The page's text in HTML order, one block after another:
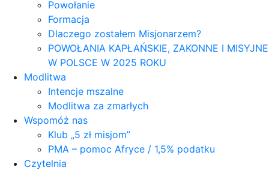
Powołanie
Formacja
Dlaczego zostałem Misjonarzem?
POWOŁANIA KAPŁAŃSKIE, ZAKONNE I MISYJNE
W POLSCE W 2025 ROKU
Modlitwa
Intencje mszalne
Modlitwa za zmarłych
Wspomóż nas
Klub „5 zł misjom”
PMA – pomoc Afryce / 1,5% podatku
Czytelnia